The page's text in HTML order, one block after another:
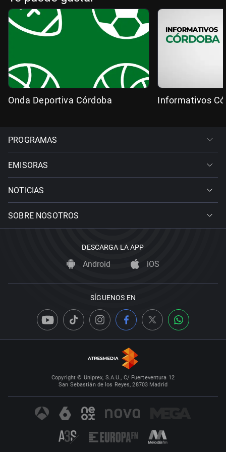
Onda Deportiva Córdoba Informativos
PROGRAMAS
EMISORAS
NOTICIAS
SOBRE NOSOTROS
DESCARGA LA APP
Android iOS
SÍGUENOS EN
Copyright © Uniprex, S.A.U., C/ Fuerteventura 12
San Sebastián de los Reyes, 28703 Madrid